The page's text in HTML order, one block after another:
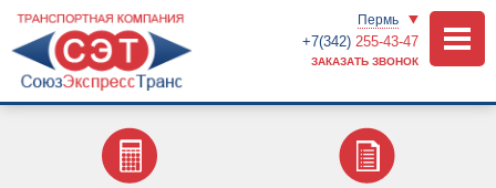
Пермь
+7(342) 255-43-47
ЗАКАЗАТЬ ЗВОНОК